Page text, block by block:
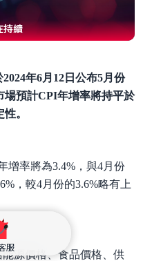
服
持續
年6月12日公布5月份
場預計CPI年增率將持平於
。
增率將為3.4%，與4月份
，較4月份的3.6%略有上
源價格、食品價格、供